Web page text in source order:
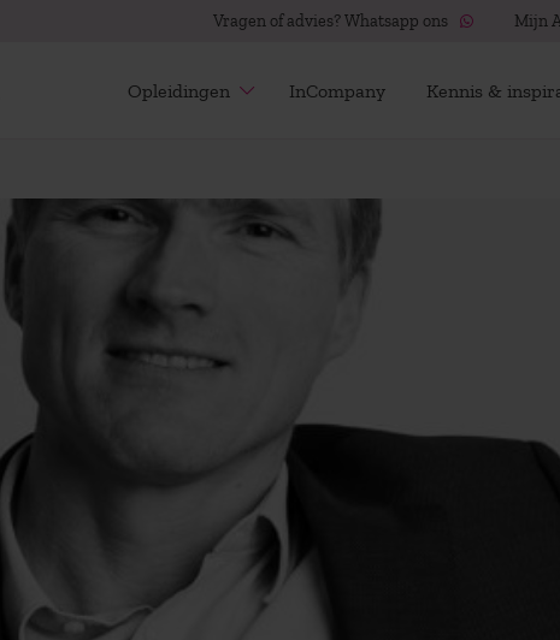
Vragen of advies? Whatsapp ons Mijn
Opleidingen InCompany Kennis &